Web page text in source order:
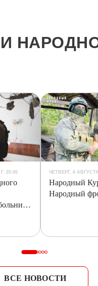
20:00 ЧЕТВЕРГ, 6 АВГУСТА
Народный
Народный
ВСЕ НОВОСТИ